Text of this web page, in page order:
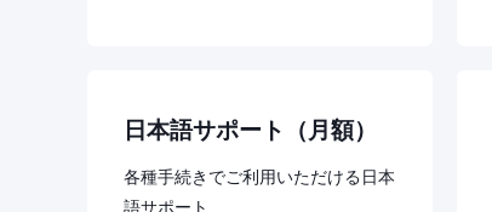
日本語サポート（月額）
各種手続きでご利用いただける日本
語サポート